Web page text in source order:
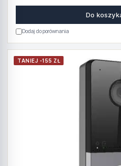
Do
Dodaj do porównania
TANIEJ -155 ZŁ